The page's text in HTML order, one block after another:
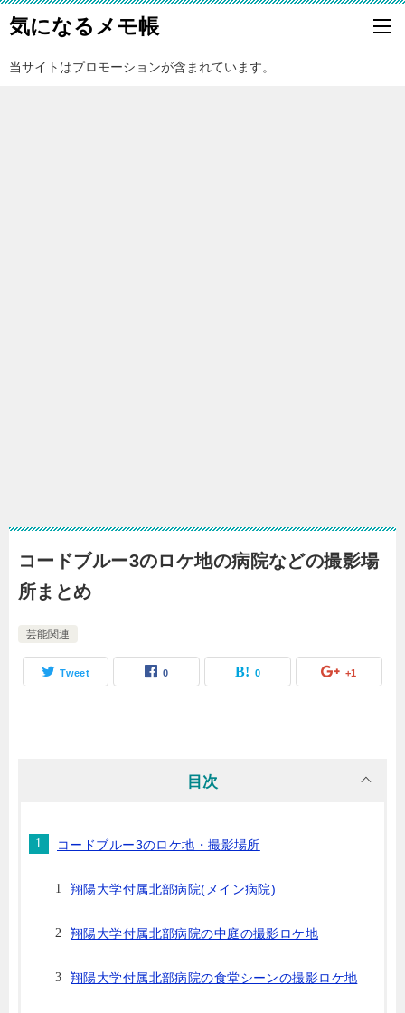
気になるメモ帳
当サイトはプロモーションが含まれています。
コードブルー3のロケ地の病院などの撮影場
所まとめ
芸能関連
Tweet 0 0 +1
目次
コードブルー3のロケ地・撮影場所
翔陽大学付属北部病院(メイン病院)
翔陽大学付属北部病院の中庭の撮影ロケ地
翔陽大学付属北部病院の食堂シーンの撮影ロケ地